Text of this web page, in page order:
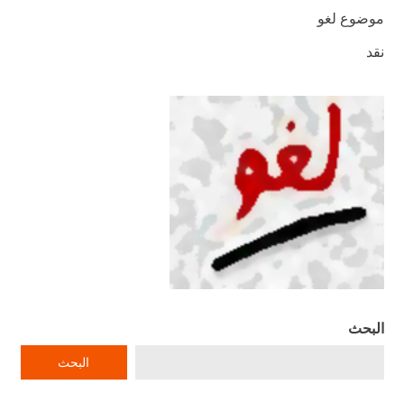
موضوع لغو
نقد
البحث
البحث